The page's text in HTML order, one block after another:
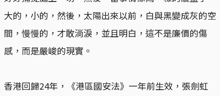
大的，小的，然後，太陽出來以前，白與黑變成灰的空
間，慢慢的，才敢淌淚，並且明白，這不是廉價的傷
感，而是嚴峻的現實。
香港回歸24年，《港區國安法》一年前生效，張劍虹